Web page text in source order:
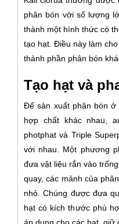
phân bón với số lượng
thành một hình thức có
tạo hạt. Điều này làm
thành phần phân bón
Tạo hạt và
Để sản xuất phân bón
hợp chất khác nhau,
photphat và Triple
với nhau. Một phương
đưa vật liệu rắn vào
quay, các mảnh của
nhỏ. Chúng được đưa
hạt có kích thước phù